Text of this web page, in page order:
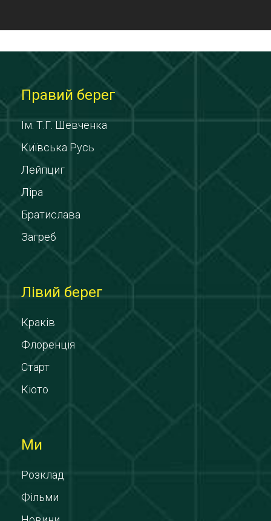
Правий берег
Ім. Т.Г. Шевченка
Київська Русь
Лейпциг
Ліра
Братислава
Загреб
Лівий берег
Краків
Флоренція
Старт
Кіото
Ми
Розклад
Фільми